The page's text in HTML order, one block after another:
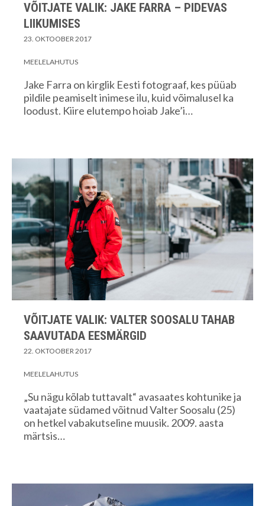
VÕITJATE VALIK: JAKE FARRA – PIDEVAS
LIIKUMISES
23. OKTOOBER 2017
MEELELAHUTUS
Jake Farra on kirglik Eesti fotograaf, kes püüab
pildile peamiselt inimese ilu, kuid võimalusel ka
loodust. Kiire elutempo hoiab Jake’i…
VÕITJATE VALIK: VALTER SOOSALU TAHAB
SAAVUTADA EESMÄRGID
22. OKTOOBER 2017
MEELELAHUTUS
„Su nägu kõlab tuttavalt“ avasaates kohtunike ja
vaatajate südamed võitnud Valter Soosalu (25)
on hetkel vabakutseline muusik. 2009. aasta
märtsis…